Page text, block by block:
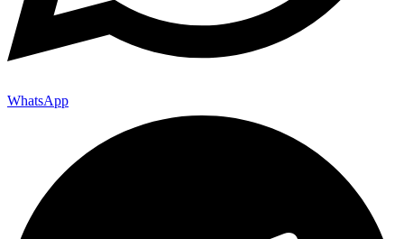
WhatsApp